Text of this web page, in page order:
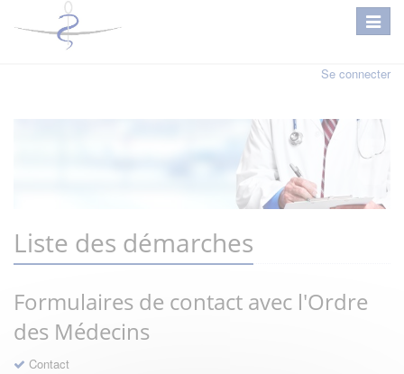
Se connecter
Liste des démarches
Formulaires de contact avec l'Ordre
des Médecins
Contact